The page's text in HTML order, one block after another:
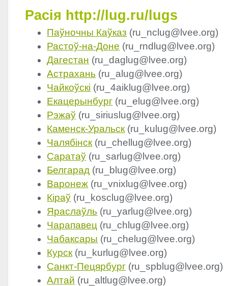
Расія http://lug.ru/lugs
Паўночны Каўказ (ru_nclug@lvee.org)
Растоў-на-Доне (ru_rndlug@lvee.org)
Дагестан (ru_daglug@lvee.org)
Астрахань (ru_alug@lvee.org)
Чайкоўскі (ru_4aiklug@lvee.org)
Екацерынбург (ru_elug@lvee.org)
Рэжаў (ru_siriuslug@lvee.org)
Каменск-Уральск (ru_kulug@lvee.org)
Чалябінск (ru_chellug@lvee.org)
Саратаў (ru_sarlug@lvee.org)
Белгарад (ru_blug@lvee.org)
Варонеж (ru_vnixlug@lvee.org)
Кіраў (ru_kosclug@lvee.org)
Яраслаўль (ru_yarlug@lvee.org)
Чарапавец (ru_chlug@lvee.org)
Чабаксары (ru_chelug@lvee.org)
Курск (ru_kurlug@lvee.org)
Санкт-Пецярбург (ru_spblug@lvee.org)
Алтай (ru_altlug@lvee.org)